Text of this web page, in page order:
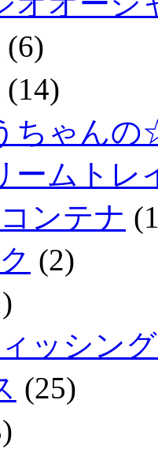
(6)
(14)
ちゃん
ームトレ
ンテナ
(2)
ッシン
(25)